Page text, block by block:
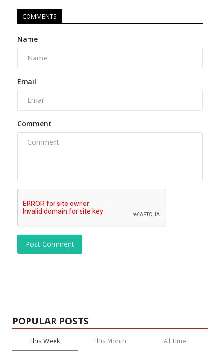
COMMENTS
Name
Email
Comment
Post Comment
POPULAR POSTS
This Week This Month All Time